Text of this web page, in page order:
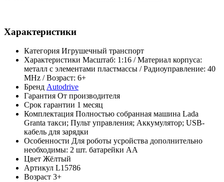
Характеристики
Категория Игрушечный транспорт
Характеристики Масштаб: 1:16 / Материал корпуса:
металл с элементами пластмассы / Радиоуправление: 40
MHz / Возраст: 6+
Бренд Autodrive
Гарантия От производителя
Срок гарантии 1 месяц
Комплектация Полностью собранная машина Lada
Granta такси; Пульт управления; Аккумулятор; USB-
кабель для зарядки
Особенности Для роботы усройства дополнительно
необходимы: 2 шт. батарейки АА
Цвет Жёлтый
Артикул L15786
Возраст 3+